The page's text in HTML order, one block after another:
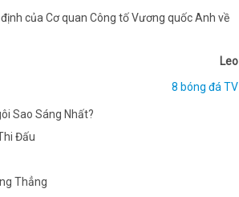
của Cơ quan Công tố Vương quốc Anh về
Leo
8 bóng đá TV
Sao Sáng Nhất?
Đấu
Thẳng